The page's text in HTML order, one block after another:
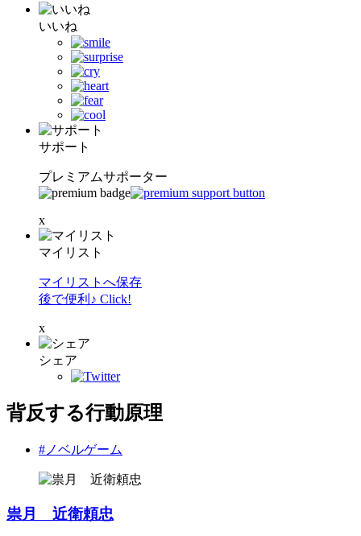
いいね
サポート
プレミアムサポーター
x
マイリスト
マイリストへ保存
後で便利♪ Click!
x
シェア
背反する行動原理
#ノベルゲーム
祟月 近衛頼忠